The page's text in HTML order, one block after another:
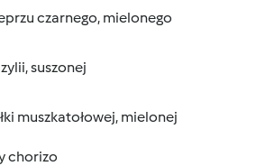
czarnego, mielonego
suszonej
muszkatołowej, mielonej
chorizo